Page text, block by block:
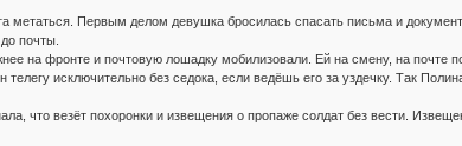
метаться. Первым делом девушка бросилась спасать письма и
почты.
на фронте и почтовую лошадку мобилизовали. Ей на смену, на почте
телегу исключительно без седока, если ведёшь его за уздечку. Так
что везёт похоронки и извещения о пропаже солдат без вести.